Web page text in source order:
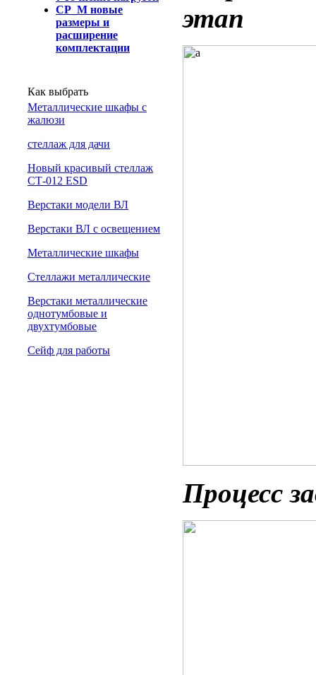
СР_М новые
размеры и
расширение
комплектации
Как выбрать
Металлические шкафы с
жалюзи
cтеллаж для дачи
Новый красивый стеллаж
СТ-012 ESD
Верстаки модели ВЛ
Верстаки ВЛ с освещением
Металлические шкафы
Стеллажи металлические
Верстаки металлические
однотумбовые и
двухтумбовые
Сейф для работы
этап
Процесс